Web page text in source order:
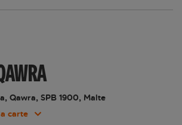
Qawra, SPB 1900, Malte
carte